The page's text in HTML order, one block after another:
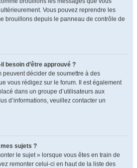
Vous pouvez reprendre les
brouillons depuis le panneau de contrôle de
besoin d’être approuvé ?
peuvent décider de soumettre à des
vous rédigez sur le forum. Il est également
dans un groupe d’utilisateurs aux
d’informations, veuillez contacter un
sujets ?
le sujet » lorsque vous êtes en train de
remonter celui-ci en haut de la liste des